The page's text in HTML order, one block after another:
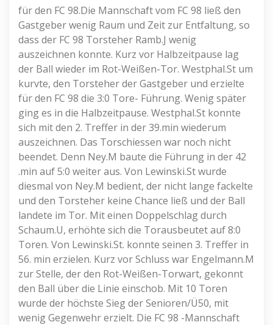
für den FC 98.Die Mannschaft vom FC 98 ließ den
Gastgeber wenig Raum und Zeit zur Entfaltung, so
dass der FC 98 Torsteher Ramb.J wenig
auszeichnen konnte. Kurz vor Halbzeitpause lag
der Ball wieder im Rot-Weißen-Tor. Westphal.St um
kurvte, den Torsteher der Gastgeber und erzielte
für den FC 98 die 3:0 Tore- Führung. Wenig später
ging es in die Halbzeitpause. Westphal.St konnte
sich mit den 2. Treffer in der 39.min wiederum
auszeichnen. Das Torschiessen war noch nicht
beendet. Denn Ney.M baute die Führung in der 42
.min auf 5:0 weiter aus. Von Lewinski.St wurde
diesmal von Ney.M bedient, der nicht lange fackelte
und den Torsteher keine Chance ließ und der Ball
landete im Tor. Mit einen Doppelschlag durch
Schaum.U, erhöhte sich die Torausbeutet auf 8:0
Toren. Von Lewinski.St. konnte seinen 3. Treffer in
56. min erzielen. Kurz vor Schluss war Engelmann.M
zur Stelle, der den Rot-Weißen-Torwart, gekonnt
den Ball über die Linie einschob. Mit 10 Toren
wurde der höchste Sieg der Senioren/Ü50, mit
wenig Gegenwehr erzielt. Die FC 98 -Mannschaft